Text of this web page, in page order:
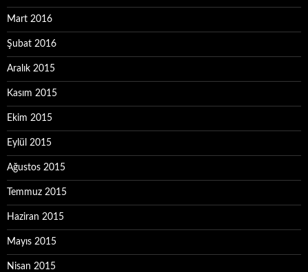
Mart 2016
Şubat 2016
Aralık 2015
Kasım 2015
Ekim 2015
Eylül 2015
Ağustos 2015
Temmuz 2015
Haziran 2015
Mayıs 2015
Nisan 2015